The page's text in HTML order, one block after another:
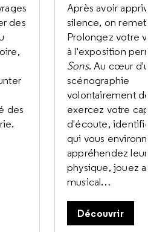
des
des
Après avoir
silence, on remet
Prolongez votre
à l'exposition
Sons. Au cœur
scénographie
volontairement
exercez votre
d'écoute,
qui vous
appréhendez
physique, jouez
musical…
Découvrir